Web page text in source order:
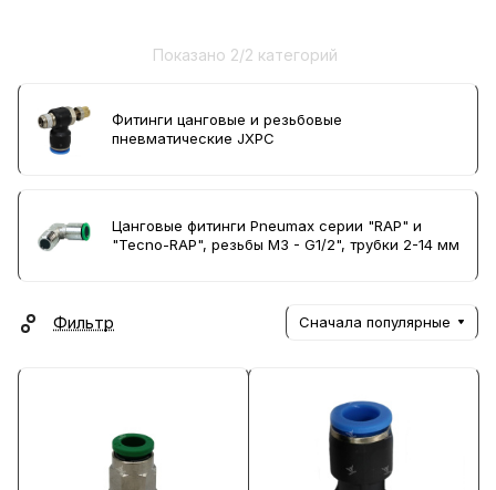
Показано 2/2 категорий
Фитинги цанговые и резьбовые
пневматические JXPC
Цанговые фитинги Pneumax серии "RAP" и
"Tecno-RAP", резьбы M3 - G1/2", трубки 2-14 мм
Фильтр Сначала популярные